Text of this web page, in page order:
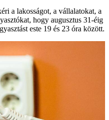
a lakosságot, a vállalatokat, a
hogy augusztus 31-éig
este 19 és 23 óra között.